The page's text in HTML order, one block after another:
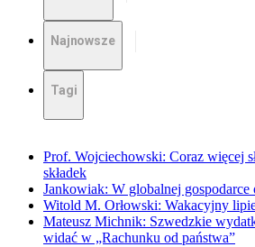
Najnowsze
Tagi
Prof. Wojciechowski: Coraz więcej
składek
Jankowiak: W globalnej gospodarce
Witold M. Orłowski: Wakacyjny
Mateusz Michnik: Szwedzkie
widać w „Rachunku od państwa”